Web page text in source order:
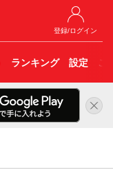
登録/ログイン
ランキング 設定 こ